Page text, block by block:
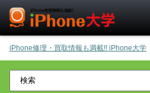
iPhone修理・買取情報も満載!! iPhone大学